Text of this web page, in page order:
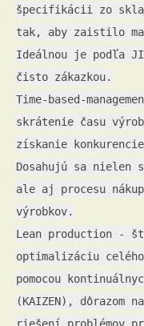
špecifikácii zo
tak, aby zaistilo
Ideálnou je podľa
čisto zákazkou.
Time-based-
skrátenie času
získanie
Dosahujú sa nielen
ale aj procesu
výrobkov.
Lean production -
optimalizáciu
pomocou
(KAIZEN), dôrazom
riešení problémov